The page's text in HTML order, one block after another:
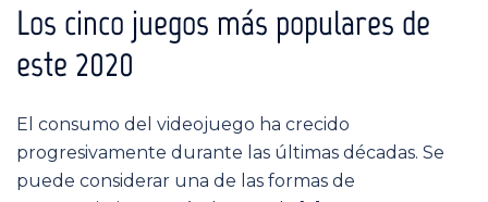
Los cinco juegos más populares de
este 2020
El consumo del videojuego ha crecido
progresivamente durante las últimas décadas. Se
puede considerar una de las formas de